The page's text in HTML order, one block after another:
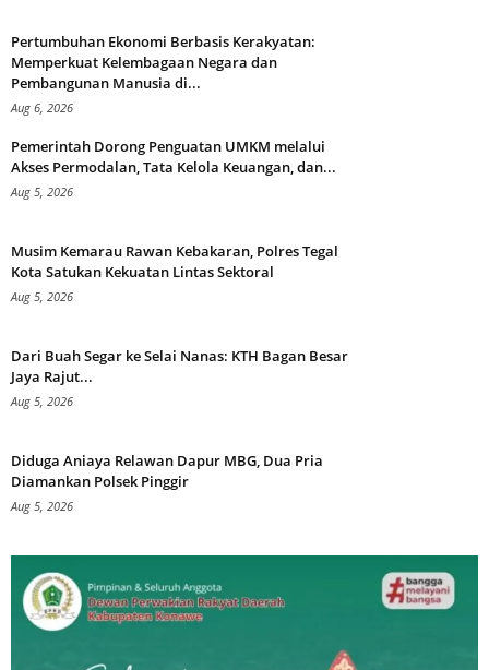
Pertumbuhan Ekonomi Berbasis Kerakyatan:
Memperkuat Kelembagaan Negara dan
Pembangunan Manusia di...
Aug 6, 2026
Pemerintah Dorong Penguatan UMKM melalui
Akses Permodalan, Tata Kelola Keuangan, dan...
Aug 5, 2026
Musim Kemarau Rawan Kebakaran, Polres Tegal
Kota Satukan Kekuatan Lintas Sektoral
Aug 5, 2026
Dari Buah Segar ke Selai Nanas: KTH Bagan Besar
Jaya Rajut...
Aug 5, 2026
Diduga Aniaya Relawan Dapur MBG, Dua Pria
Diamankan Polsek Pinggir
Aug 5, 2026